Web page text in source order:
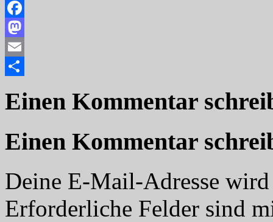
Facebook
Mastodon
Email
Einen Kommentar
Einen Kommentar
Deine E-Mail-Adresse
Erforderliche Felder sind